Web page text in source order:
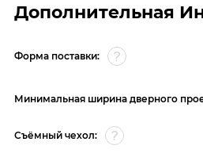
Дополнительная
Форма поставки:
Минимальная ширина дверного
Съёмный чехол: